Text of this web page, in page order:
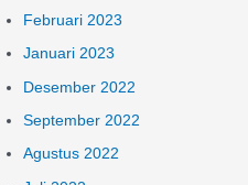
Februari 2023
Januari 2023
Desember 2022
September 2022
Agustus 2022